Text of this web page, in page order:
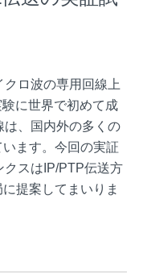
ロ波の専用回線上
に世界で初めて成
は、国内外の多くの
ます。今回の実証
クスはIP/PTP伝送方
提案してまいりま